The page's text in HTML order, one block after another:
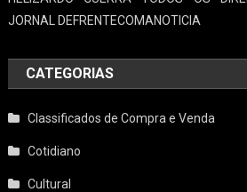
JORNAL DEFRENTECOMANOTICIA
CATEGORIAS
Classificados de Compra e Venda
Cotidiano
Cultural